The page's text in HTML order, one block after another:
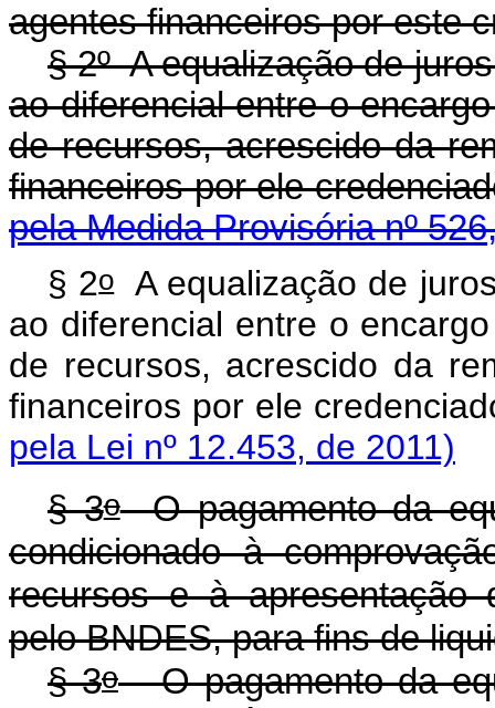
agentes financeiros por este
§ 2º A equalização de
ao diferencial entre o
de recursos, acrescido da
financeiros por ele
pela Medida Provisória nº
§ 2oA equalização de
ao diferencial entre o
de recursos, acrescido da
financeiros por ele
pela Lei nº 12.453, de 2011)
§ 3oO pagamento da
condicionado à
recursos e à apresentação
pelo BNDES, para fins de
§ 3oO pagamento da